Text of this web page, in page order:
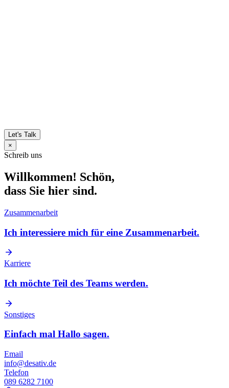
Let's Talk
×
Schreib uns
Willkommen! Schön,
dass Sie hier sind.
Zusammenarbeit
Ich interessiere mich für eine Zusammenarbeit.
Karriere
Ich möchte Teil des Teams werden.
Sonstiges
Einfach mal Hallo sagen.
Email
info@desativ.de
Telefon
089 6282 7100